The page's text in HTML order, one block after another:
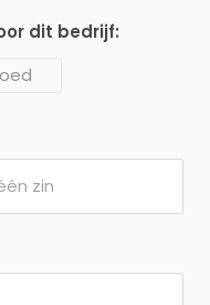
dit bedrijf: